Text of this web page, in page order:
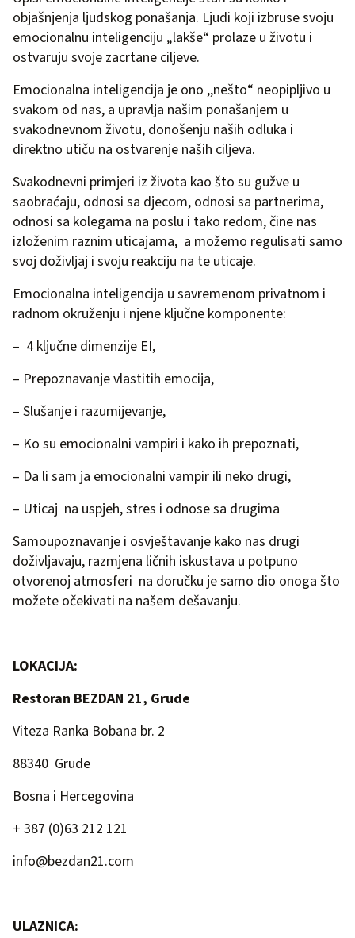
objašnjenja ljudskog ponašanja. Ljudi koji izbruse svoju
emocionalnu inteligenciju „lakše“ prolaze u životu i
ostvaruju svoje zacrtane ciljeve.
Emocionalna inteligencija je ono ,,nešto“ neopipljivo u
svakom od nas, a upravlja našim ponašanjem u
svakodnevnom životu, donošenju naših odluka i
direktno utiču na ostvarenje naših ciljeva.
Svakodnevni primjeri iz života kao što su gužve u
saobraćaju, odnosi sa djecom, odnosi sa partnerima,
odnosi sa kolegama na poslu i tako redom, čine nas
izloženim raznim uticajama, a možemo regulisati samo
svoj doživljaj i svoju reakciju na te uticaje.
Emocionalna inteligencija u savremenom privatnom i
radnom okruženju i njene ključne komponente:
– 4 ključne dimenzije EI,
– Prepoznavanje vlastitih emocija,
– Slušanje i razumijevanje,
– Ko su emocionalni vampiri i kako ih prepoznati,
– Da li sam ja emocionalni vampir ili neko drugi,
– Uticaj na uspjeh, stres i odnose sa drugima
Samoupoznavanje i osvještavanje kako nas drugi
doživljavaju, razmjena ličnih iskustava u potpuno
otvorenoj atmosferi na doručku je samo dio onoga što
možete očekivati na našem dešavanju.
LOKACIJA:
Restoran BEZDAN 21, Grude
Viteza Ranka Bobana br. 2
88340 Grude
Bosna i Hercegovina
+ 387 (0)63 212 121
info@bezdan21.com
ULAZNICA: